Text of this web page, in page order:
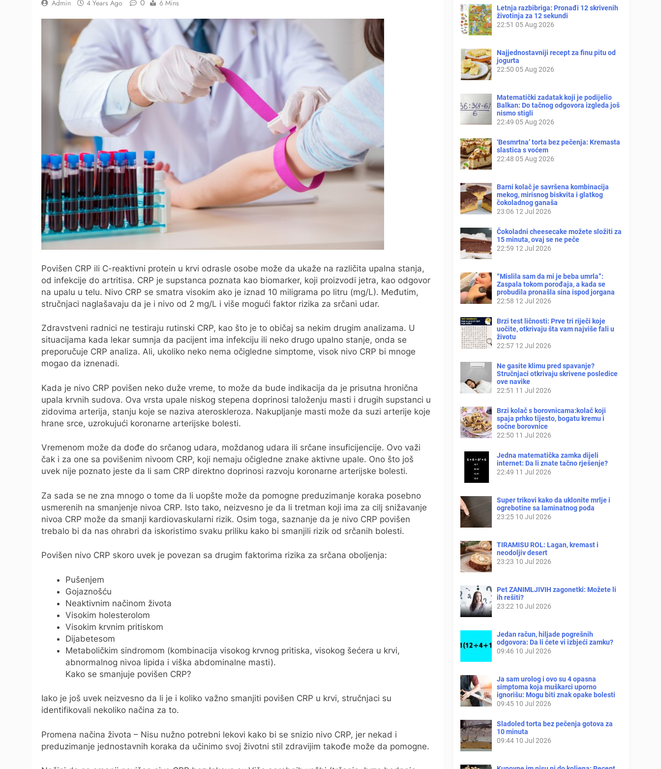
Admin 4 Years Ago 0 6 Mins
Povišen CRP ili C-reaktivni protein u krvi odrasle osobe može da ukaže na različita upalna stanja,
od infekcije do artritisa. CRP je supstanca poznata kao biomarker, koji proizvodi jetra, kao odgovor
na upalu u telu. Nivo CRP se smatra visokim ako je iznad 10 miligrama po litru (mg/L). Međutim,
stručnjaci naglašavaju da je i nivo od 2 mg/L i više mogući faktor rizika za srčani udar.
Zdravstveni radnici ne testiraju rutinski CRP, kao što je to običaj sa nekim drugim analizama. U
situacijama kada lekar sumnja da pacijent ima infekciju ili neko drugo upalno stanje, onda se
preporučuje CRP analiza. Ali, ukoliko neko nema očigledne simptome, visok nivo CRP bi mnoge
mogao da iznenadi.
Kada je nivo CRP povišen neko duže vreme, to može da bude indikacija da je prisutna hronična
upala krvnih sudova. Ova vrsta upale niskog stepena doprinosi taloženju masti i drugih supstanci u
zidovima arterija, stanju koje se naziva ateroskleroza. Nakupljanje masti može da suzi arterije koje
hrane srce, uzrokujući koronarne arterijske bolesti.
Vremenom može da dođe do srčanog udara, moždanog udara ili srčane insuficijencije. Ovo važi
čak i za one sa povišenim nivoom CRP, koji nemaju očigledne znake aktivne upale. Ono što još
uvek nije poznato jeste da li sam CRP direktno doprinosi razvoju koronarne arterijske bolesti.
Za sada se ne zna mnogo o tome da li uopšte može da pomogne preduzimanje koraka posebno
usmerenih na smanjenje nivoa CRP. Isto tako, neizvesno je da li tretman koji ima za cilj snižavanje
nivoa CRP može da smanji kardiovaskularni rizik. Osim toga, saznanje da je nivo CRP povišen
trebalo bi da nas ohrabri da iskoristimo svaku priliku kako bi smanjili rizik od srčanih bolesti.
Povišen nivo CRP skoro uvek je povezan sa drugim faktorima rizika za srčana oboljenja:
Pušenjem
Gojaznošću
Neaktivnim načinom života
Visokim holesterolom
Visokim krvnim pritiskom
Dijabetesom
Metaboličkim sindromom (kombinacija visokog krvnog pritiska, visokog šećera u krvi,
abnormalnog nivoa lipida i viška abdominalne masti).
Kako se smanjuje povišen CRP?
Iako je još uvek neizvesno da li je i koliko važno smanjiti povišen CRP u krvi, stručnjaci su
identifikovali nekoliko načina za to.
Promena načina života – Nisu nužno potrebni lekovi kako bi se snizio nivo CRP, jer nekad i
preduzimanje jednostavnih koraka da učinimo svoj životni stil zdravijim takođe može da pomogne.
Letnja razbibriga: Pronađi 12 skrivenih
životinja za 12 sekundi
22:51 05 Aug 2026
Najjednostavniji recept za finu pitu od
jogurta
22:50 05 Aug 2026
Matematički zadatak koji je podijelio
Balkan: Do tačnog odgovora izgleda još
nismo stigli
22:49 05 Aug 2026
‘Besmrtna’ torta bez pečenja: Kremasta
slastica s voćem
22:48 05 Aug 2026
Barni kolač je savršena kombinacija
mekog, mirisnog biskvita i glatkog
čokoladnog ganaša
23:06 12 Jul 2026
Čokoladni cheesecake možete složiti za
15 minuta, ovaj se ne peče
22:59 12 Jul 2026
“Mislila sam da mi je beba umrla”:
Zaspala tokom porođaja, a kada se
probudila pronašla sina ispod jorgana
22:58 12 Jul 2026
Brzi test ličnosti: Prve tri riječi koje
uočite, otkrivaju šta vam najviše fali u
životu
22:57 12 Jul 2026
Ne gasite klimu pred spavanje?
Stručnjaci otkrivaju skrivene posledice
ove navike
22:51 11 Jul 2026
Brzi kolač s borovnicama:kolač koji
spaja prhko tijesto, bogatu kremu i
sočne borovnice
22:50 11 Jul 2026
Jedna matematička zamka dijeli
internet: Da li znate tačno rješenje?
22:49 11 Jul 2026
Super trikovi kako da uklonite mrlje i
ogrebotine sa laminatnog poda
23:25 10 Jul 2026
TIRAMISU ROL: Lagan, kremast i
neodoljiv desert
23:23 10 Jul 2026
Pet ZANIMLJIVIH zagonetki: Možete li
ih rešiti?
23:22 10 Jul 2026
Jedan račun, hiljade pogrešnih
odgovora: Da li ćete vi izbjeći zamku?
09:46 10 Jul 2026
Ja sam urolog i ovo su 4 opasna
simptoma koja muškarci uporno
ignorišu: Mogu biti znak opake bolesti
09:45 10 Jul 2026
Sladoled torta bez pečenja gotova za
10 minuta
09:44 10 Jul 2026